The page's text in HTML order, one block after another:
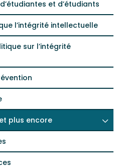
et d’étudiants
l’intégrité intellectuelle
sur l’intégrité
plus encore